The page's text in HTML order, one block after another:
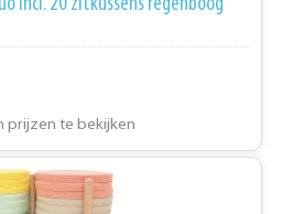
incl. 20 zitkussens regenboog
prijzen te bekijken